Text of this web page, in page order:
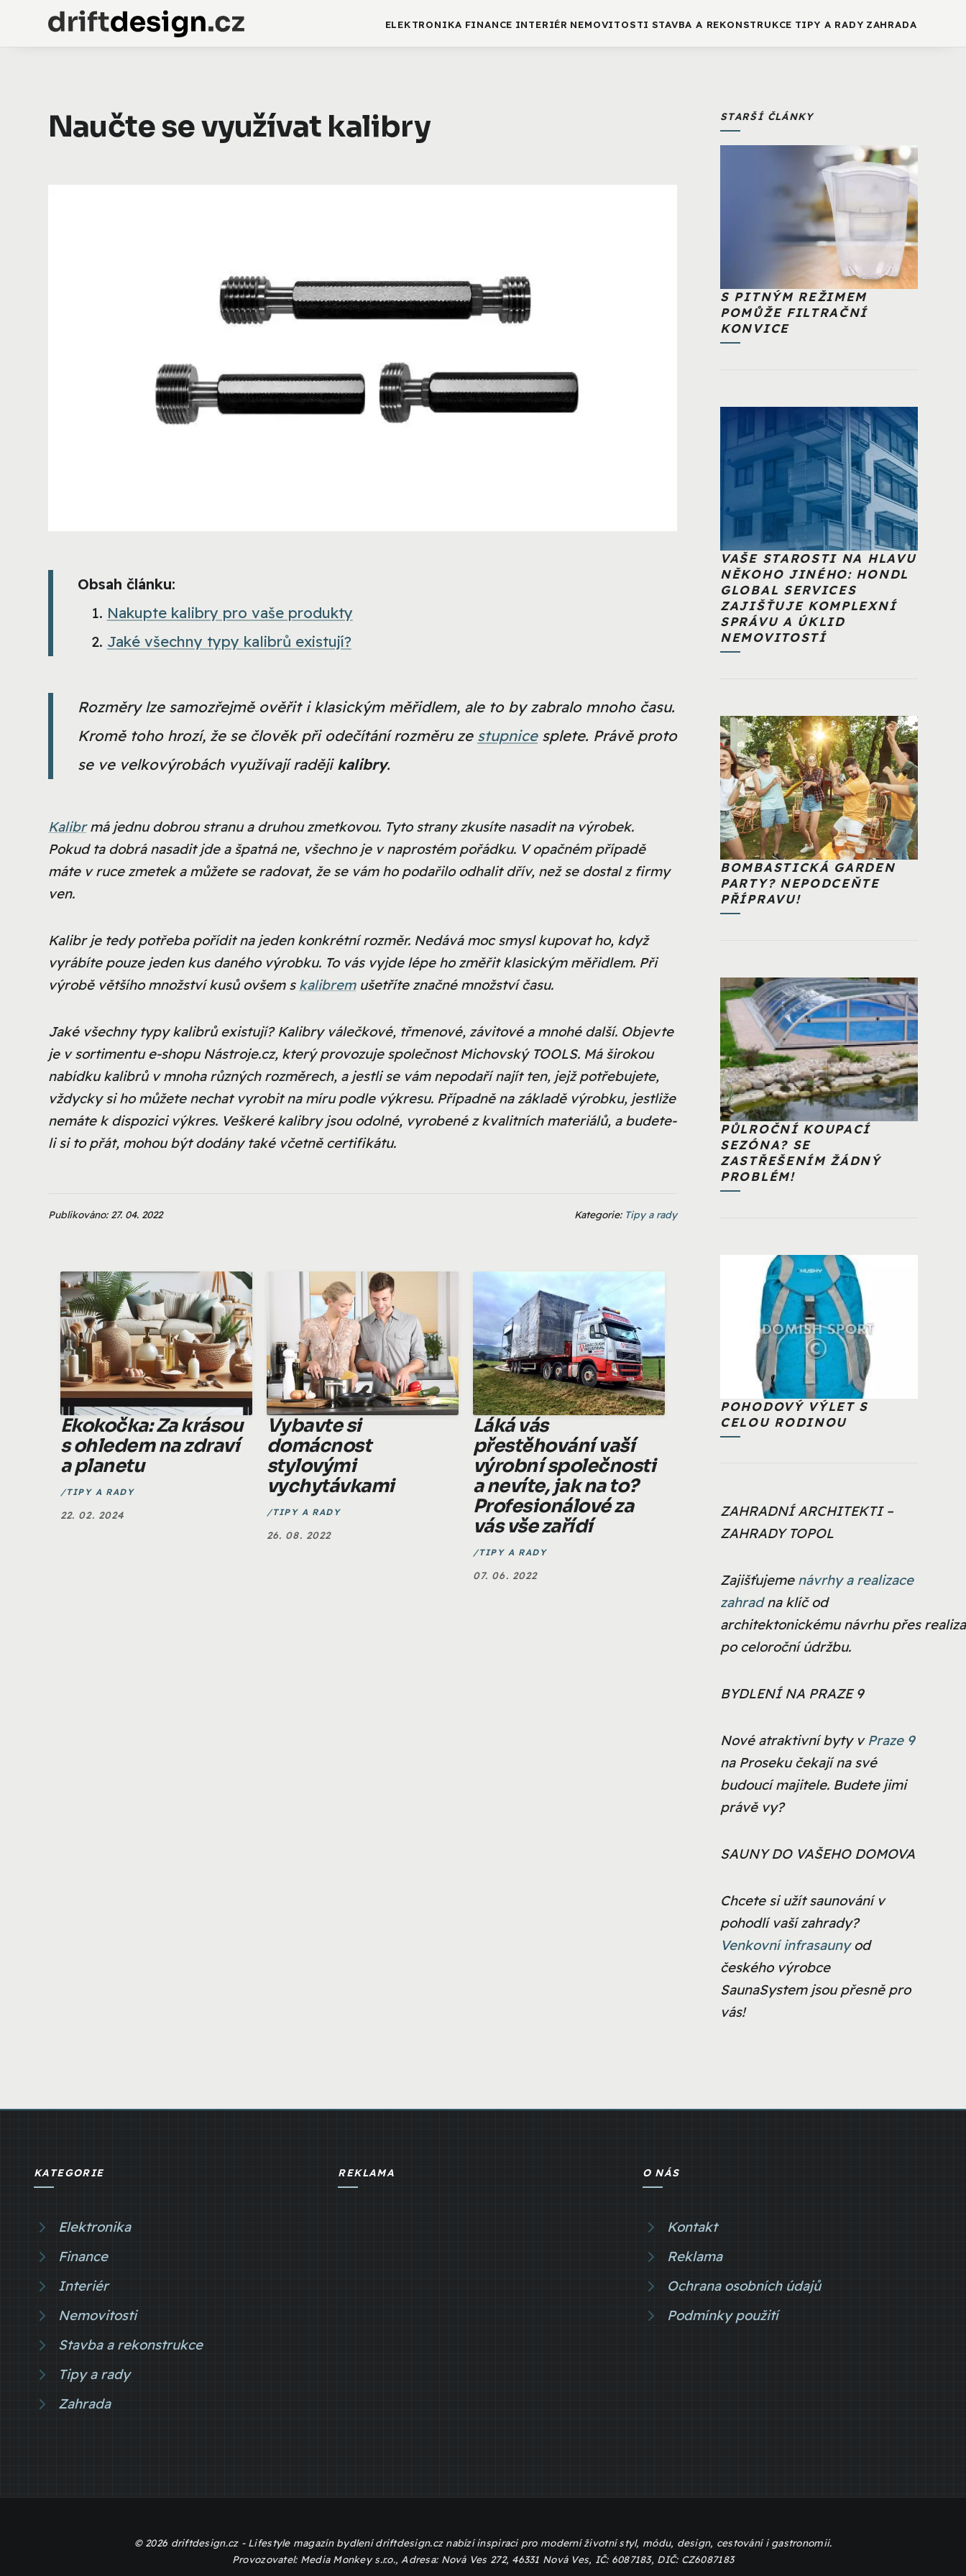
ELEKTRONIKA FINANCE INTERIÉR NEMOVITOSTI STAVBA A REKONSTRUKCE TIPY A RADY ZAHRADA
Naučte se využívat kalibry
Obsah článku:
Nakupte kalibry pro vaše produkty
Jaké všechny typy kalibrů existují?
Rozměry lze samozřejmě ověřit i klasickým měřidlem, ale to by zabralo mnoho času.
Kromě toho hrozí, že se člověk při odečítání rozměru ze stupnicesplete. Právě proto
se ve velkovýrobách využívají raději kalibry.
Kalibrmá jednu dobrou stranu a druhou zmetkovou. Tyto strany zkusíte nasadit na výrobek.
Pokud ta dobrá nasadit jde a špatná ne, všechno je v naprostém pořádku. V opačném případě
máte v ruce zmetek a můžete se radovat, že se vám ho podařilo odhalit dřív, než se dostal z firmy
ven.
Kalibr je tedy potřeba pořídit na jeden konkrétní rozměr. Nedává moc smysl kupovat ho, když
vyrábíte pouze jeden kus daného výrobku. To vás vyjde lépe ho změřit klasickým měřidlem. Při
výrobě většího množství kusů ovšem s kalibremušetříte značné množství času.
Jaké všechny typy kalibrů existují? Kalibry válečkové, třmenové, závitové a mnohé další. Objevte
je v sortimentu e-shopu Nástroje.cz, který provozuje společnost Michovský TOOLS. Má širokou
nabídku kalibrů v mnoha různých rozměrech, a jestli se vám nepodaří najít ten, jejž potřebujete,
vždycky si ho můžete nechat vyrobit na míru podle výkresu. Případně na základě výrobku, jestliže
nemáte k dispozici výkres. Veškeré kalibry jsou odolné, vyrobené z kvalitních materiálů, a budete-
li si to přát, mohou být dodány také včetně certifikátu.
Publikováno: 27. 04. 2022 Kategorie: Tipy a rady
Ekokočka: Za krásou
s ohledem na zdraví
a planetu
TIPY A RADY
22. 02. 2024
Vybavte si
domácnost
stylovými
vychytávkami
TIPY A RADY
26. 08. 2022
Láká vás
přestěhování vaší
výrobní společnosti
a nevíte, jak na to?
Profesionálové za
vás vše zařídí
TIPY A RADY
07. 06. 2022
STARŠÍ ČLÁNKY
S PITNÝM REŽIMEM
POMŮŽE FILTRAČNÍ
KONVICE
VAŠE STAROSTI NA HLAVU
NĚKOHO JINÉHO: HONDL
GLOBAL SERVICES
ZAJIŠŤUJE KOMPLEXNÍ
SPRÁVU A ÚKLID
NEMOVITOSTÍ
BOMBASTICKÁ GARDEN
PARTY? NEPODCEŇTE
PŘÍPRAVU!
PŮLROČNÍ KOUPACÍ
SEZÓNA? SE
ZASTŘEŠENÍM ŽÁDNÝ
PROBLÉM!
POHODOVÝ VÝLET S
CELOU RODINOU
ZAHRADNÍ ARCHITEKTI –
ZAHRADY TOPOL
Zajišťujeme návrhy a realizace
zahradna klíč od
architektonickému návrhu přes
po celoroční údržbu.
BYDLENÍ NA PRAZE 9
Nové atraktivní byty v Praze 9
na Proseku čekají na své
budoucí majitele. Budete jimi
právě vy?
SAUNY DO VAŠEHO DOMOVA
Chcete si užít saunování v
pohodlí vaší zahrady?
Venkovní infrasaunyod
českého výrobce
SaunaSystem jsou přesně pro
vás!
KATEGORIE
Elektronika
Finance
Interiér
Nemovitosti
Stavba a rekonstrukce
Tipy a rady
Zahrada
REKLAMA O NÁS
Kontakt
Reklama
Ochrana osobních údajů
Podmínky použití
© 2026 driftdesign.cz - Lifestyle magazín bydlení driftdesign.cz nabízí inspiraci pro moderní životní styl, módu, design, cestování i gastronomii.
Provozovatel: Media Monkey s.r.o., Adresa: Nová Ves 272, 46331 Nová Ves, IČ: 6087183, DIČ: CZ6087183